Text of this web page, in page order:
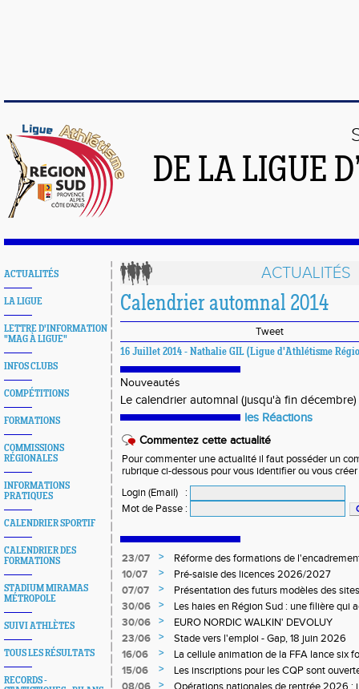
DE LA LIGUE
ACTUALITÉS
LA LIGUE
LETTRE D'INFORMATION
"MAG À LIGUE"
INFOS CLUBS
COMPÉTITIONS
FORMATIONS
COMMISSIONS
RÉGIONALES
INFORMATIONS
PRATIQUES
CALENDRIER SPORTIF
CALENDRIER DES
FORMATIONS
STADIUM MIRAMAS
MÉTROPOLE
SUIVI ATHLÈTES
TOUS LES RÉSULTATS
RECORDS -
ACTUALITÉS
Calendrier automnal 2014
Tweet
16 Juillet 2014 - Nathalie GIL (Ligue d'Athlétisme
Nouveautés
Le calendrier automnal (jusqu'à fin
les Réactions
Commentez cette actualité
Pour commenter une actualité il faut posséder un
rubrique ci-dessous pour vous identifier ou vous
Login (Email)
:
Mot de Passe :
23/07 >
Réforme des formations de
10/07
>
Pré-saisie des licences 2026/2027
07/07
>
Présentation des futurs modèles des
30/06
>
Les haies en Région Sud : une filière qui
30/06
>
EURO NORDIC WALKIN' DEVOLUY
23/06
>
Stade vers l'emploi - Gap, 18 juin 2026
16/06
>
La cellule animation de la FFA lance six
Niveau 1 et 3 pour ACR Niveau 2)
15/06 >
Les inscriptions pour les CQP sont
Qualification Professionnelle)
>